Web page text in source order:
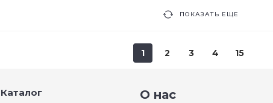
ПОКАЗАТЬ ЕЩЕ
1 2 3 4 15
Каталог О нас